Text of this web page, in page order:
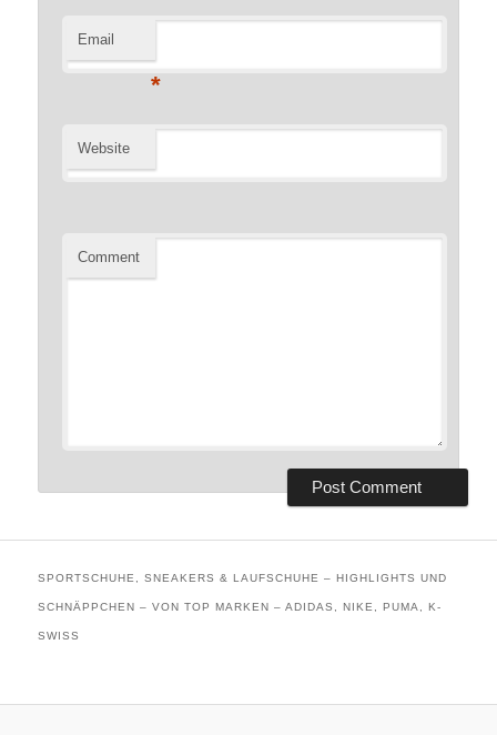
Email
*
Website
Comment
SPORTSCHUHE, SNEAKERS & LAUFSCHUHE – HIGHLIGHTS UND
SCHNÄPPCHEN – VON TOP MARKEN – ADIDAS, NIKE, PUMA, K-
SWISS